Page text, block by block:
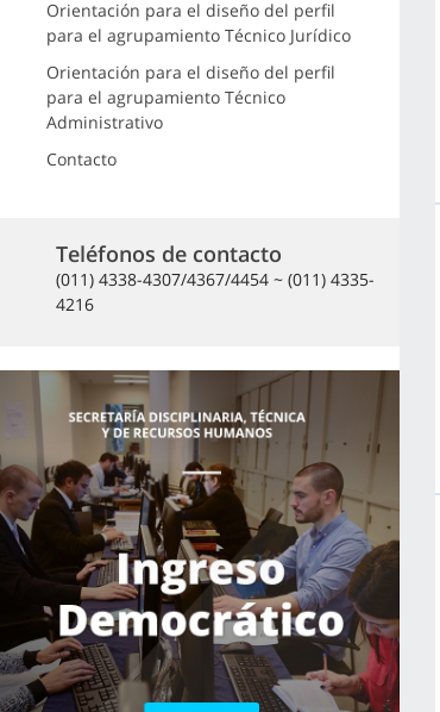
Orientación para el diseño del perfil
para el agrupamiento Técnico Jurídico
Orientación para el diseño del perfil
para el agrupamiento Técnico
Administrativo
Contacto
Teléfonos de contacto
(011) 4338-4307/4367/4454 ~ (011) 4335-
4216